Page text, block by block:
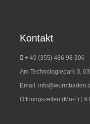
Kontakt
+ 49 (355) 486 98 306
Am Technologiepark 3,
Email:
Öffnungszeiten (Mo-Fr.)